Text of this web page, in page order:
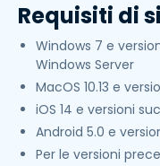
Requisiti di
Windows 7 e
Windows Server
MacOS 10.13 e
iOS 14 e versioni
Android 5.0 e
Per le versioni